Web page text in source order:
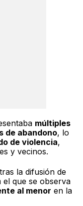
múltiples
de abandono, lo
de violencia,
y vecinos.
la difusión de
el que se observa
al menor en la